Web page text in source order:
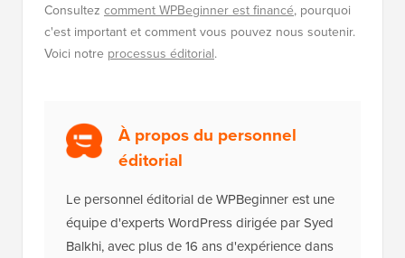
Consultez comment WPBeginner est financé, pourquoi
c'est important et comment vous pouvez nous soutenir.
Voici notre processus éditorial.
À propos du personnel
éditorial
Le personnel éditorial de WPBeginner est une
équipe d'experts WordPress dirigée par Syed
Balkhi, avec plus de 16 ans d'expérience dans